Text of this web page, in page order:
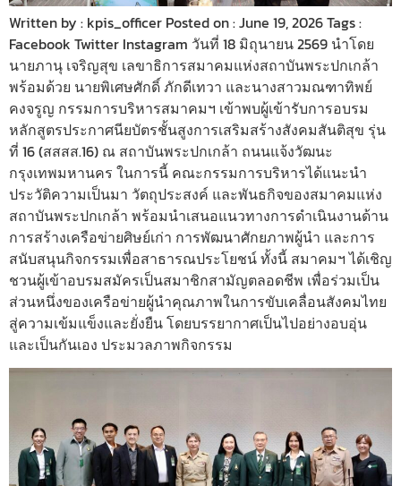
Written by : kpis_officer Posted on : June 19, 2026 Tags :
Facebook Twitter Instagram วันที่ 18 มิถุนายน 2569 นำโดย
นายภานุ เจริญสุข เลขาธิการสมาคมแห่งสถาบันพระปกเกล้า
พร้อมด้วย นายพิเศษศักดิ์ ภักดีเทวา และนางสาวมณฑาทิพย์
คงจรูญ กรรมการบริหารสมาคมฯ เข้าพบผู้เข้ารับการอบรม
หลักสูตรประกาศนียบัตรชั้นสูงการเสริมสร้างสังคมสันติสุข รุ่น
ที่ 16 (สสสส.16) ณ สถาบันพระปกเกล้า ถนนแจ้งวัฒนะ
กรุงเทพมหานคร ในการนี้ คณะกรรมการบริหารได้แนะนำ
ประวัติความเป็นมา วัตถุประสงค์ และพันธกิจของสมาคมแห่ง
สถาบันพระปกเกล้า พร้อมนำเสนอแนวทางการดำเนินงานด้าน
การสร้างเครือข่ายศิษย์เก่า การพัฒนาศักยภาพผู้นำ และการ
สนับสนุนกิจกรรมเพื่อสาธารณประโยชน์ ทั้งนี้ สมาคมฯ ได้เชิญ
ชวนผู้เข้าอบรมสมัครเป็นสมาชิกสามัญตลอดชีพ เพื่อร่วมเป็น
ส่วนหนึ่งของเครือข่ายผู้นำคุณภาพในการขับเคลื่อนสังคมไทย
สู่ความเข้มแข็งและยั่งยืน โดยบรรยากาศเป็นไปอย่างอบอุ่น
และเป็นกันเอง ประมวลภาพกิจกรรม